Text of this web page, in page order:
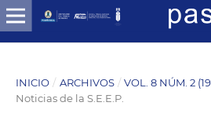
INICIO / ARCHIVOS / VOL. 8 NÚM. 2
Noticias de la S.E.E.P.